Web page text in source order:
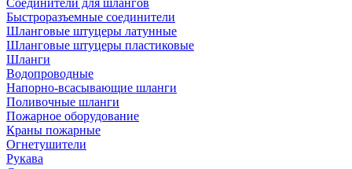
Быстроразъемные соединители
Шланговые штуцеры латунные
Шланговые штуцеры пластиковые
Шланги
Водопроводные
Напорно-всасывающие шланги
Поливочные шланги
Пожарное оборудование
Краны пожарные
Огнетушители
Рукава